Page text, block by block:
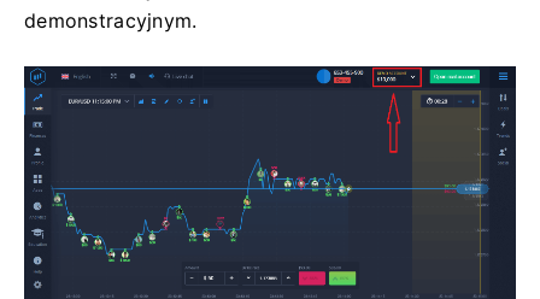
demonstracyjnym.